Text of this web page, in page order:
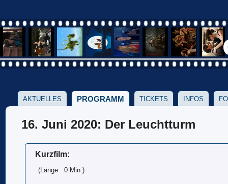
AKTUELLES PROGRAMM TICKETS INFOS
16. Juni 2020: Der Leuchtturm
Kurzfilm:
(Länge: :0 Min.)